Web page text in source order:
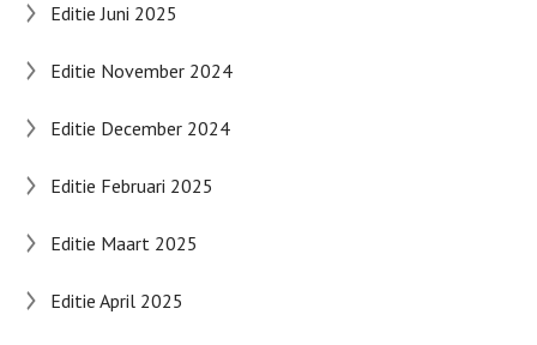
Editie Juni 2025
Editie November 2024
Editie December 2024
Editie Februari 2025
Editie Maart 2025
Editie April 2025